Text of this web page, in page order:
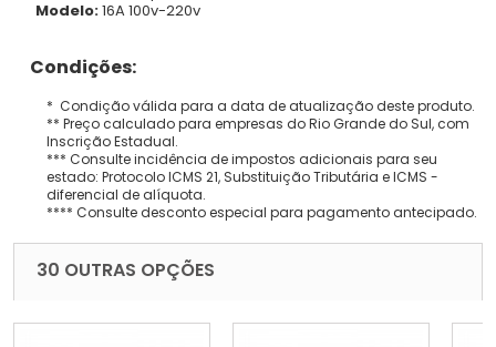
Modelo:16A 100v-220v
Condições:
* Condição válida para a data de atualização deste produto.
** Preço calculado para empresas do Rio Grande do Sul, com
Inscrição Estadual.
*** Consulte incidência de impostos adicionais para seu
estado: Protocolo ICMS 21, Substituição Tributária e ICMS -
diferencial de alíquota.
**** Consulte desconto especial para pagamento antecipado.
30 OUTRAS OPÇÕES